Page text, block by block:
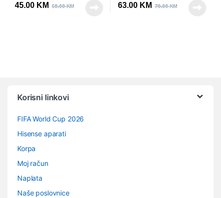
45.00 KM 69.00KM 63.00 KM 79.00KM
Korisni linkovi
FIFA World Cup 2026
Hisense aparati
Korpa
Moj račun
Naplata
Naše poslovnice